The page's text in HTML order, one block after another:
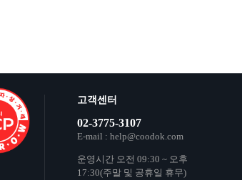
고객센터
02-3775-3107
E-mail : help@coodok.com
운영시간 오전 09:30 ~ 오후
17:30(주말 및 공휴일 휴무)